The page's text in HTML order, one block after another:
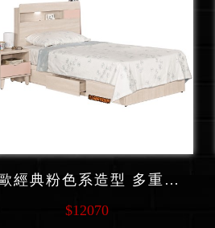
北歐經典粉色系造型 多重收納功能系列功能系列 單人床 F136
$12070